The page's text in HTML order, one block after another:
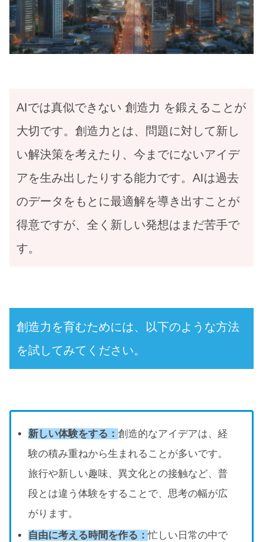
AIでは真似できない 創造力 を鍛えることが
大切です。創造力とは、問題に対して新し
い解決策を考えたり、今までにないアイデ
アを生み出したりする能力です。AIは過去
のデータをもとに最適解を導き出すことが
得意ですが、全く新しい発想はまだ苦手で
す。
創造力を育むためには、以下のような方法
を試してみてください。
新しい体験をする：創造的なアイデアは、経
験の積み重ねから生まれることが多いです。
旅行や新しい趣味、異文化との接触など、普
段とは違う体験をすることで、思考の幅が広
がります。
自由に考える時間を作る：忙しい日常の中で